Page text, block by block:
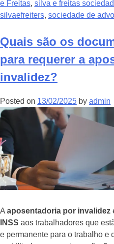
e Freitas, silva e freitas
silvaefreiters, sociedade de
Quais são os
para requerer a
invalidez?
Posted on 13/02/2025 by admin
Aaposentadoria por invalidez
INSS aos trabalhadores que
e permanente para o trabalho e